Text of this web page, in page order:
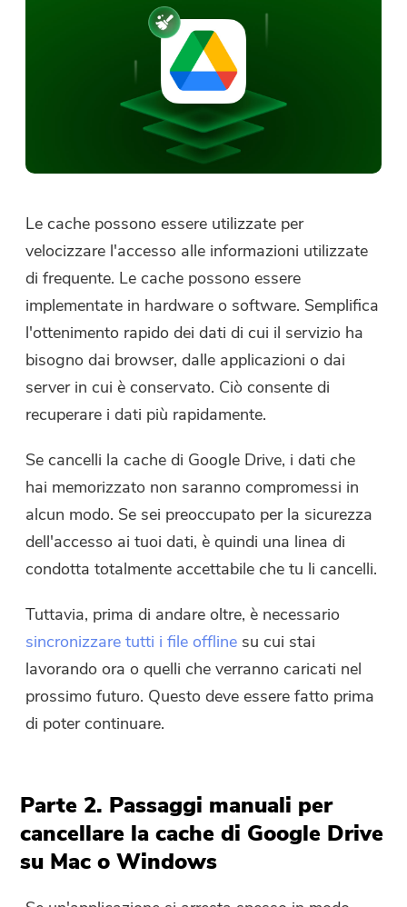
Le cache possono essere utilizzate per
velocizzare l'accesso alle informazioni utilizzate
di frequente. Le cache possono essere
implementate in hardware o software. Semplifica
l'ottenimento rapido dei dati di cui il servizio ha
bisogno dai browser, dalle applicazioni o dai
server in cui è conservato. Ciò consente di
recuperare i dati più rapidamente.
Se cancelli la cache di Google Drive, i dati che
hai memorizzato non saranno compromessi in
alcun modo. Se sei preoccupato per la sicurezza
dell'accesso ai tuoi dati, è quindi una linea di
condotta totalmente accettabile che tu li cancelli.
Tuttavia, prima di andare oltre, è necessario
sincronizzare tutti i file offline su cui stai
lavorando ora o quelli che verranno caricati nel
prossimo futuro. Questo deve essere fatto prima
di poter continuare.
Parte 2. Passaggi manuali per
cancellare la cache di Google Drive
su Mac o Windows